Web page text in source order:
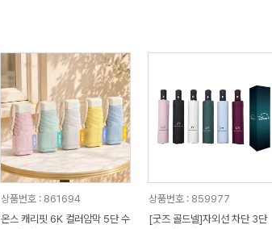
상품번호 : 861694
온스 캐리핏 6K 컬러암막 5단 수
상품번호 : 859977
[굿즈 골드넬]자외선 차단 3단